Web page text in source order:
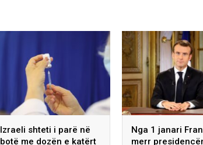
Izraeli shteti i parë në
botë me dozën e katërt
Nga 1 janari
merr